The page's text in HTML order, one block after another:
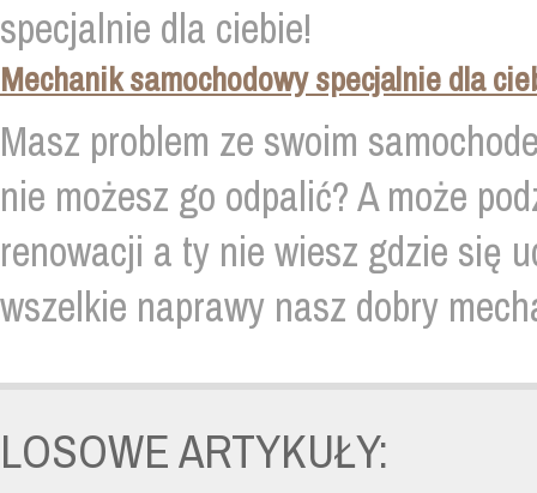
Mechanik samochodowy specjalnie dla
Masz problem ze swoim
nie możesz go odpalić? A może
renowacji a ty nie wiesz gdzie się
wszelkie naprawy nasz dobry
LOSOWE ARTYKUŁY: